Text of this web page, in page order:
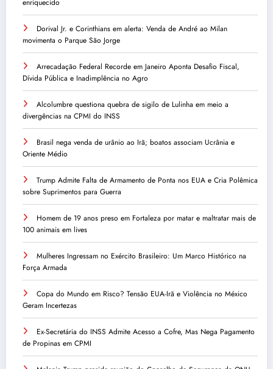
enriquecido
Dorival Jr. e Corinthians em alerta: Venda de André ao Milan
movimenta o Parque São Jorge
Arrecadação Federal Recorde em Janeiro Aponta Desafio Fiscal,
Dívida Pública e Inadimplência no Agro
Alcolumbre questiona quebra de sigilo de Lulinha em meio a
divergências na CPMI do INSS
Brasil nega venda de urânio ao Irã; boatos associam Ucrânia e
Oriente Médio
Trump Admite Falta de Armamento de Ponta nos EUA e Cria Polêmica
sobre Suprimentos para Guerra
Homem de 19 anos preso em Fortaleza por matar e maltratar mais de
100 animais em lives
Mulheres Ingressam no Exército Brasileiro: Um Marco Histórico na
Força Armada
Copa do Mundo em Risco? Tensão EUA-Irã e Violência no México
Geram Incertezas
Ex-Secretária do INSS Admite Acesso a Cofre, Mas Nega Pagamento
de Propinas em CPMI